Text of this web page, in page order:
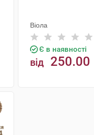
Віола
Є в наявності
від 250.00